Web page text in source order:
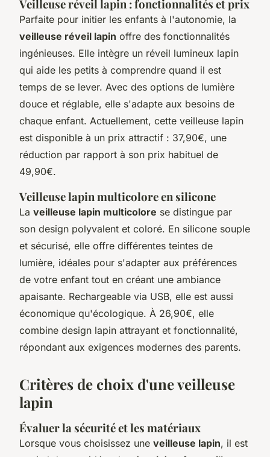
Veilleuse réveil lapin : fonctionnalités et prix
Parfaite pour initier les enfants à l'autonomie, la
veilleuse réveil lapin offre des fonctionnalités
ingénieuses. Elle intègre un réveil lumineux lapin
qui aide les petits à comprendre quand il est
temps de se lever. Avec des options de lumière
douce et réglable, elle s'adapte aux besoins de
chaque enfant. Actuellement, cette veilleuse lapin
est disponible à un prix attractif : 37,90€, une
réduction par rapport à son prix habituel de
49,90€.
Veilleuse lapin multicolore en silicone
La veilleuse lapin multicolore se distingue par
son design polyvalent et coloré. En silicone souple
et sécurisé, elle offre différentes teintes de
lumière, idéales pour s'adapter aux préférences
de votre enfant tout en créant une ambiance
apaisante. Rechargeable via USB, elle est aussi
économique qu'écologique. À 26,90€, elle
combine design lapin attrayant et fonctionnalité,
répondant aux exigences modernes des parents.
Critères de choix d'une veilleuse
lapin
Évaluer la sécurité et les matériaux
Lorsque vous choisissez une veilleuse lapin, il est